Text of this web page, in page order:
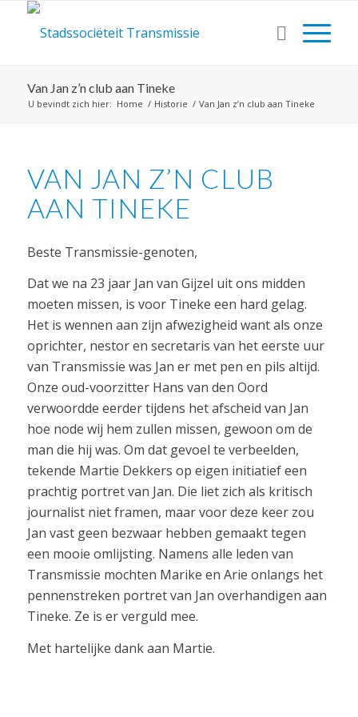
Van Jan z’n club aan Tineke
U bevindt zich hier: Home / Historie / Van Jan z’n club aan Tineke
VAN JAN Z’N CLUB
AAN TINEKE
Beste Transmissie-genoten,
Dat we na 23 jaar Jan van Gijzel uit ons midden
moeten missen, is voor Tineke een hard gelag.
Het is wennen aan zijn afwezigheid want als onze
oprichter, nestor en secretaris van het eerste uur
van Transmissie was Jan er met pen en pils altijd.
Onze oud-voorzitter Hans van den Oord
verwoordde eerder tijdens het afscheid van Jan
hoe node wij hem zullen missen, gewoon om de
man die hij was. Om dat gevoel te verbeelden,
tekende Martie Dekkers op eigen initiatief een
prachtig portret van Jan. Die liet zich als kritisch
journalist niet framen, maar voor deze keer zou
Jan vast geen bezwaar hebben gemaakt tegen
een mooie omlijsting. Namens alle leden van
Transmissie mochten Marike en Arie onlangs het
pennenstreken portret van Jan overhandigen aan
Tineke. Ze is er verguld mee.
Met hartelijke dank aan Martie.